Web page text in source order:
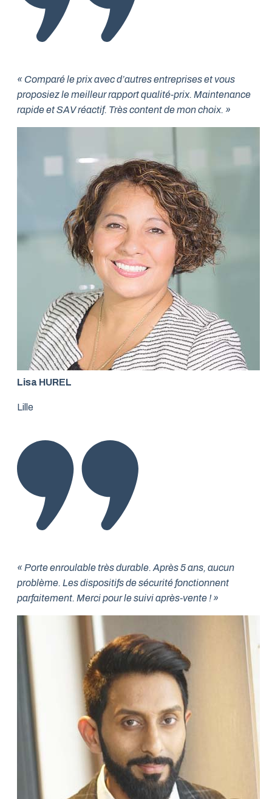
« Comparé le prix avec d’autres entreprises et vous
proposiez le meilleur rapport qualité-prix. Maintenance
rapide et SAV réactif. Très content de mon choix. »
Lisa HUREL
Lille
« Porte enroulable très durable. Après 5 ans, aucun
problème. Les dispositifs de sécurité fonctionnent
parfaitement. Merci pour le suivi après-vente ! »